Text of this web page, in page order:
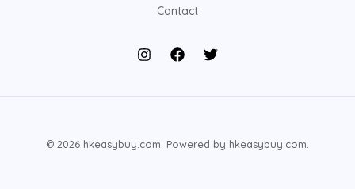
Contact
© 2026 hkeasybuy.com. Powered by hkeasybuy.com.